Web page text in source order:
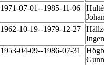
1971-07-01--1985-11-06
1962-10-19--1979-12-27
1953-04-09--1986-07-31